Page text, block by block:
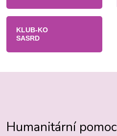
KLUB-KO
SASRD
Humanitární pomoc